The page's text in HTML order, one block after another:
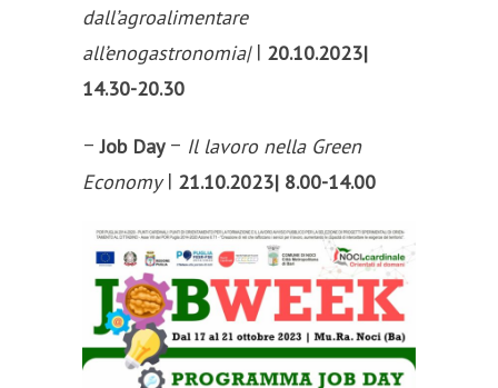
dall’agroalimentare
all’enogastronomia|| 20.10.2023|
14.30-20.30
– Job Day– Il lavoro nella Green
Economy| 21.10.2023| 8.00-14.00